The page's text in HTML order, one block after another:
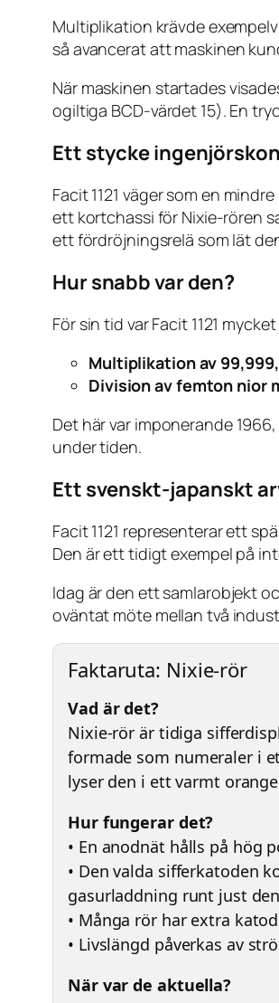
Multiplikation krävde
så avancerat att maskinen
När maskinen startades
ogiltiga BCD-värdet 15). En
Ett stycke
Facit 1121 väger som en
ett kortchassi för Nixie-rören
ett fördröjningsrelä som lät
Hur snabb var den?
För sin tid var Facit 1121
Multiplikation av
Division av femton nior
Det här var imponerande
under tiden.
Ett svenskt-japanskt
Facit 1121 representerar ett
Den är ett tidigt exempel på
Idag är den ett samlarobjekt
oväntat möte mellan två
Faktaruta: Nixie-rör
Vad är det?
Nixie-rör är tidiga
formade som numeraler i
lyser den i ett varmt
Hur fungerar det?
• En anodnät hålls på hög
• Den valda sifferkatoden
gasurladdning runt just
• Många rör har extra
• Livslängd påverkas av
När var de aktuella?